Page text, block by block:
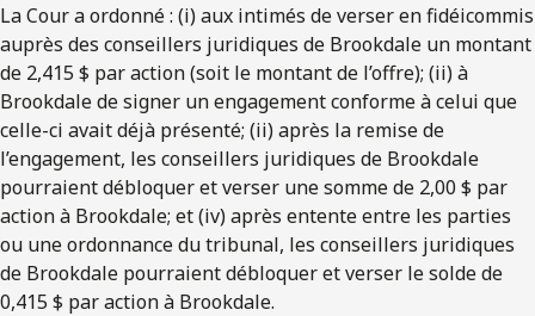
La Cour a ordonné : (i) aux intimés de verser en fidéicommis
auprès des conseillers juridiques de Brookdale un montant
de 2,415 $ par action (soit le montant de l’offre); (ii) à
Brookdale de signer un engagement conforme à celui que
celle-ci avait déjà présenté; (ii) après la remise de
l’engagement, les conseillers juridiques de Brookdale
pourraient débloquer et verser une somme de 2,00 $ par
action à Brookdale; et (iv) après entente entre les parties
ou une ordonnance du tribunal, les conseillers juridiques
de Brookdale pourraient débloquer et verser le solde de
0,415 $ par action à Brookdale.